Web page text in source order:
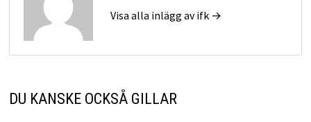
Visa alla inlägg av ifk →
DU KANSKE OCKSÅ GILLAR